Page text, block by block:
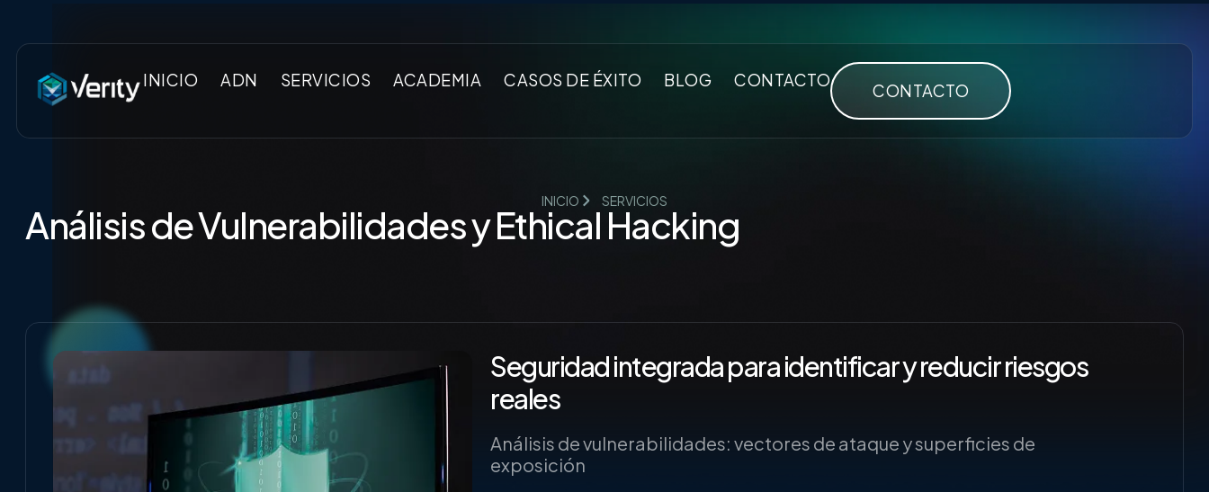
INICIO ADN SERVICIOS ACADEMIA CASOS DE ÉXITO BLOG CONTACTO
CONTACTO
INICIO SERVICIOS
Análisis de Vulnerabilidades y Ethical Hacking
Seguridad integrada para identificar y reducir riesgos
reales
Análisis de vulnerabilidades: vectores de ataque y superficies de
exposición